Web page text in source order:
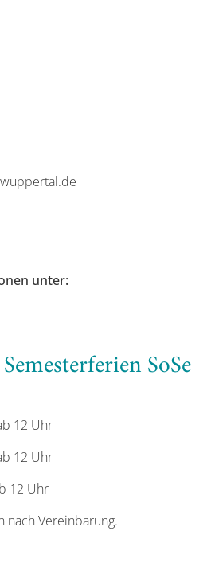
unter:
SoSe
12 Uhr
12 Uhr
12 Uhr
nach Vereinbarung.